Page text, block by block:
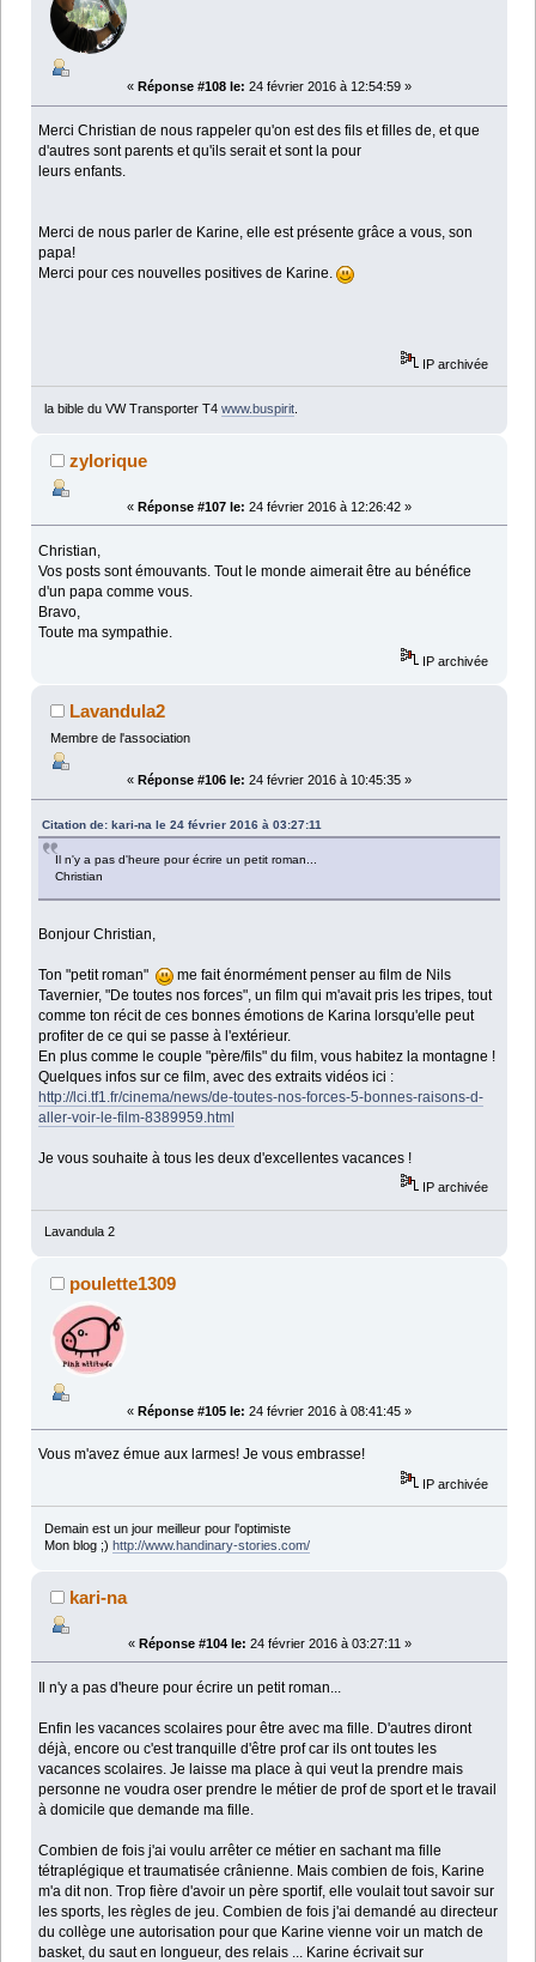
« Réponse #108 le: 24 février 2016 à 12:54:59 »
Merci Christian de nous rappeler qu'on est des fils et filles de, et que
d'autres sont parents et qu'ils serait et sont la pour
leurs enfants.
Merci de nous parler de Karine, elle est présente grâce a vous, son
papa!
Merci pour ces nouvelles positives de Karine.
IP archivée
la bible du VW Transporter T4 www.buspirit.
zylorique
« Réponse #107 le: 24 février 2016 à 12:26:42 »
Christian,
Vos posts sont émouvants. Tout le monde aimerait être au bénéfice
d'un papa comme vous.
Bravo,
Toute ma sympathie.
IP archivée
Lavandula2
Membre de l'association
« Réponse #106 le: 24 février 2016 à 10:45:35 »
Citation de: kari-na le 24 février 2016 à 03:27:11
Il n'y a pas d'heure pour écrire un petit roman...
Christian
Bonjour Christian,
Ton "petit roman"
me fait énormément penser au film de Nils
Tavernier, "De toutes nos forces", un film qui m'avait pris les tripes, tout
comme ton récit de ces bonnes émotions de Karina lorsqu'elle peut
profiter de ce qui se passe à l'extérieur.
En plus comme le couple "père/fils" du film, vous habitez la montagne !
Quelques infos sur ce film, avec des extraits vidéos ici :
http://lci.tf1.fr/cinema/news/de-toutes-nos-forces-5-bonnes-raisons-d-
aller-voir-le-film-8389959.html
Je vous souhaite à tous les deux d'excellentes vacances !
IP archivée
Lavandula 2
poulette1309
« Réponse #105 le: 24 février 2016 à 08:41:45 »
Vous m'avez émue aux larmes! Je vous embrasse!
IP archivée
Demain est un jour meilleur pour l'optimiste
Mon blog ;) http://www.handinary-stories.com/
kari-na
« Réponse #104 le: 24 février 2016 à 03:27:11 »
Il n'y a pas d'heure pour écrire un petit roman...
Enfin les vacances scolaires pour être avec ma fille. D'autres diront
déjà, encore ou c'est tranquille d'être prof car ils ont toutes les
vacances scolaires. Je laisse ma place à qui veut la prendre mais
personne ne voudra oser prendre le métier de prof de sport et le travail
à domicile que demande ma fille.
Combien de fois j'ai voulu arrêter ce métier en sachant ma fille
tétraplégique et traumatisée crânienne. Mais combien de fois, Karine
m'a dit non. Trop fière d'avoir un père sportif, elle voulait tout savoir sur
les sports, les règles de jeu. Combien de fois j'ai demandé au directeur
du collège une autorisation pour que Karine vienne voir un match de
basket, du saut en longueur, des relais ... Karine écrivait sur